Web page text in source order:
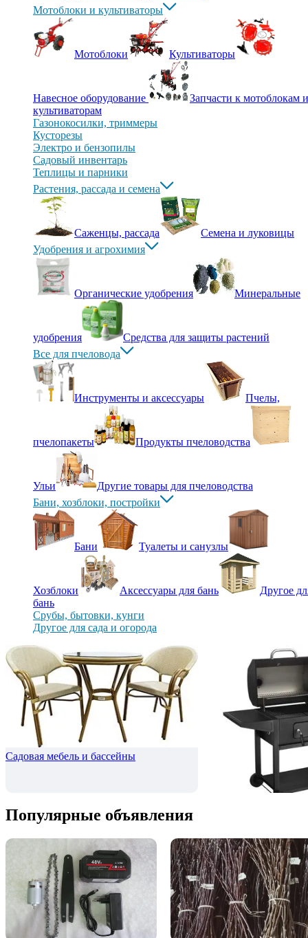
Мотоблоки и культиваторы
Мотоблоки Культиваторы
Навесное оборудование
Запчасти к мотоблокам и
культиваторам
Газонокосилки, триммеры
Кусторезы
Электро и бензопилы
Садовый инвентарь
Теплицы и парники
Растения, рассада и семена
Саженцы, рассада
Семена и луковицы
Удобрения и агрохимия
Органические удобрения Минеральные
удобрения
Средства для защиты растений
Все для пчеловода
Инструменты и аксессуары Пчелы,
пчелопакеты Продукты пчеловодства
Ульи
Другие товары для пчеловодства
Бани, хозблоки, постройки
Бани Туалеты и санузлы
Хозблоки Аксессуары для бань
Другое
бань
Срубы, бытовки, кунги
Другое для сада и огорода
Садовая мебель и бассейны
Популярные объявления